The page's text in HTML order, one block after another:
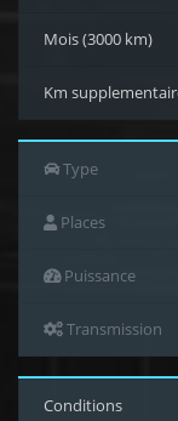
Mois (3000 km)
Km
Type
Places
Puissance
Transmission
Conditions